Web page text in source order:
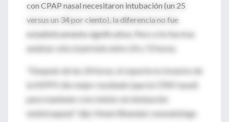
con CPAP nasal necesitaron intubación (un 25
versus un 34 por ciento), la diferencia no fue
estadísticamente significativa. Pero sí lo fue tras
analizar sólo el período entre 24 y 72 horas.
"Después de las 24 horas, el soporte no invasivo de
la NIPPV dio mejor resultado (que la CPAP nasal)
para mantener a los bebés sin intubación
endotraqueal" dijo Vineet Bhandari, neonatólogo